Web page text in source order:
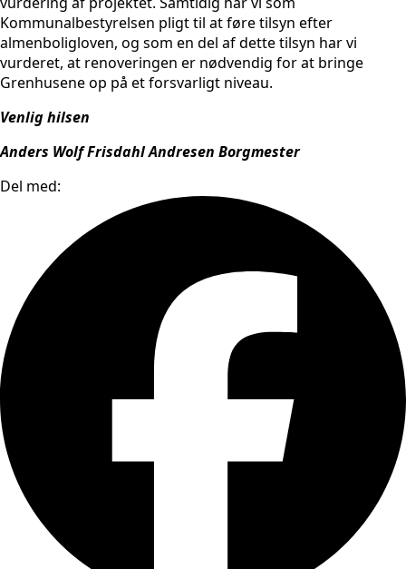
Kommunalbestyrelsen pligt til at føre tilsyn efter
almenboligloven, og som en del af dette tilsyn har vi
vurderet, at renoveringen er nødvendig for at bringe
Grenhusene op på et forsvarligt niveau.
Venlig hilsen
Anders Wolf Frisdahl Andresen Borgmester
Del med: